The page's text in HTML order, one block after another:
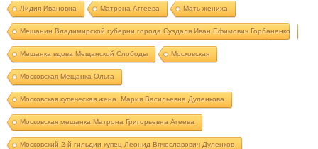
Лидия Ивановна Матрона Аггеева Мать жениха
Мещанин Владимирской губерни города Суздаля Иван Ефимович Горбаненко
Мещанка вдова Мещанской Слободы Московская
Московская Мещанка Ольга
Московская купеческая жена Мария Васильевна Дуленкова
Московская мещанка Матрона Григорьевна Агеева
Московский 2-й гильдии купец Леонид Вячеславович Дуленков